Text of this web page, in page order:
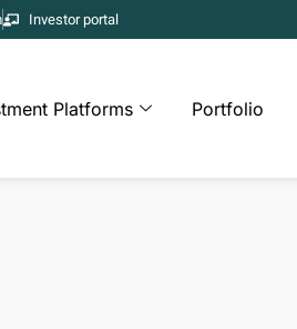
Investor portal
Platforms Portfolio